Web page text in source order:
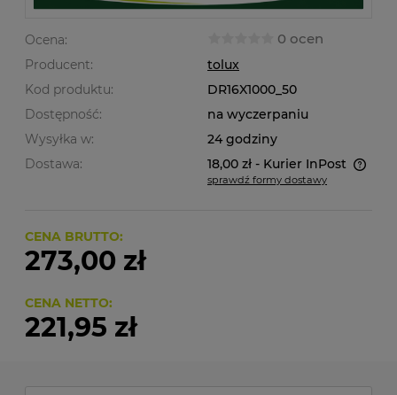
Ocena: 0 ocen
Producent:
tolux
Kod produktu:
DR16X1000_50
Dostępność:
na wyczerpaniu
Wysyłka w:
24 godziny
Dostawa:
18,00 zł - Kurier InPost
Cena nie zawiera ewentualnych kosztów płatności
sprawdź formy dostawy
CENA BRUTTO:
273,00 zł
CENA NETTO:
221,95 zł